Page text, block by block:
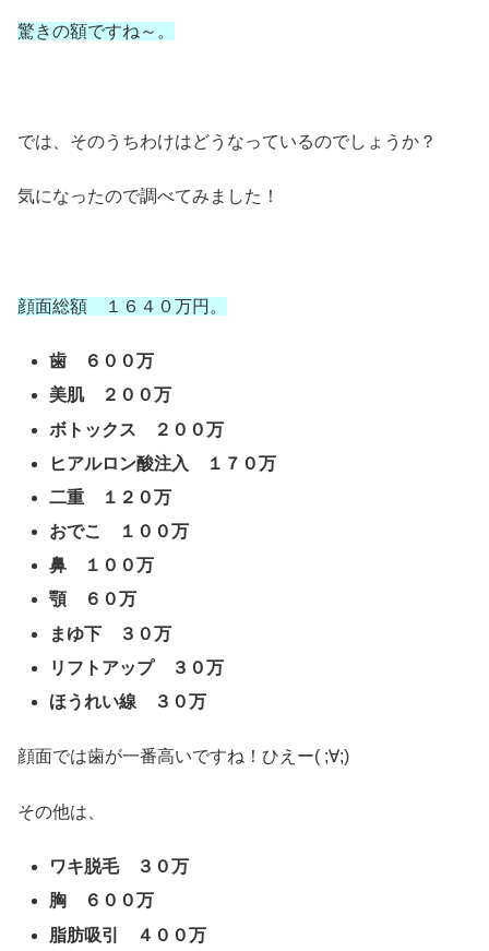
驚きの額ですね～。
では、そのうちわけはどうなっているのでしょうか？
気になったので調べてみました！
顔面総額 １６４０万円。
歯 ６００万
美肌 ２００万
ボトックス ２００万
ヒアルロン酸注入 １７０万
二重 １２０万
おでこ １００万
鼻 １００万
顎 ６０万
まゆ下 ３０万
リフトアップ ３０万
ほうれい線 ３０万
顔面では歯が一番高いですね！ひえー( ;∀;)
その他は、
ワキ脱毛 ３０万
胸 ６００万
脂肪吸引 ４００万